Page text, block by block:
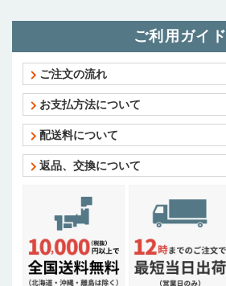
ご利用ガイド
ご注文の流れ
お支払方法について
配送料について
返品、交換について